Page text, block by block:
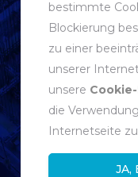
bestimmte
Blockierung
zu einer
unserer
unsere
die
Internetseite
JA,